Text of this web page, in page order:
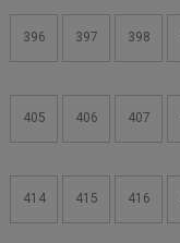
396 397 398
405 406 407
414 415 416